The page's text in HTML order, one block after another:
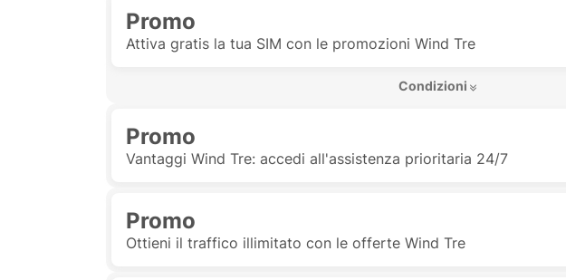
Promo
Attiva gratis la tua SIM con le promozioni Wind Tre
Condizioni
Promo
Vantaggi Wind Tre: accedi all'assistenza prioritaria 24/7
Promo
Ottieni il traffico illimitato con le offerte Wind Tre